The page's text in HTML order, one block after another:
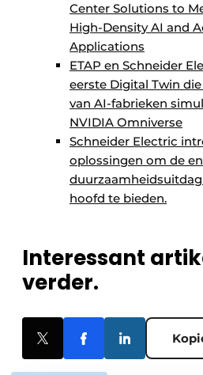
Center Solutions to
High-Density AI and
Applications
ETAP en Schneider
eerste Digital Twin
van AI-fabrieken
NVIDIA Omniverse
Schneider Electric
oplossingen om de
hoofd te bieden.
Interessant
verder.